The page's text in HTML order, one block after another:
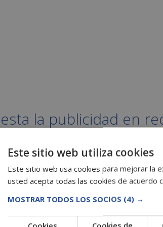
la publicidad en
Este sitio web utiliza cookies
Este sitio web usa cookies para mejorar la
usted acepta todas las cookies de acuerdo
MOSTRAR TODOS LOS SOCIOS (4) →